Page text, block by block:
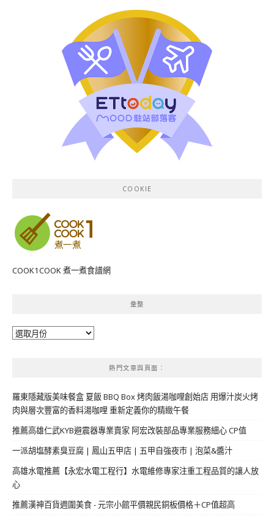
COOKIE
COOK1COOK 煮一煮食譜網
彙整
彙
熱門文章與頁面︰
羅東隱藏版美味餐盒 夏飯 BBQ Box 烤肉飯湯咖哩創始店 用爆汁炭火烤
肉與層次豐富的香料湯咖哩 重新定義你的精緻午餐
推薦高雄仁武KYB避震器專業賣家 阿宏改裝部品專業服務細心 CP值
一派胡塩酵素臭豆腐 | 鳳山五甲店 | 五甲自強夜市 | 泡菜&醬汁
高雄水電推薦【永宏水電工程行】水電維修專家注重工程品質的讓人放
心
推薦漢神百貨週圍美食 - 元宗小館平價親民銅板價格＋CP值超高